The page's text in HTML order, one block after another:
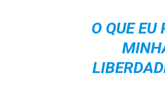
O QUE EU